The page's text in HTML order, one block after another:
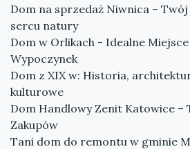
Dom na sprzedaż Niwnica –
sercu natury
Dom w Orlikach - Idealne Miejsce
Wypoczynek
Dom z XIX w: Historia,
kulturowe
Dom Handlowy Zenit Katowice –
Zakupów
Tani dom do remontu w gminie